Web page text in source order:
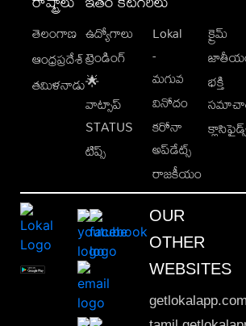
తెలంగాణ
ఆంధ్రప్రదేశ్
తమిళనాడు
ఉద్యోగాలు
ట్రెండింగ్
🌟
వాట్సాప్
STATUS
టిప్స్
Lokal
-
మగువ
వినోదం
కరోనా
అప్‌డేట్స్
రాజకీయం
క్రైమ్
భక్తి
OUR
OTHER
WEBSITES
getlokalapp.com